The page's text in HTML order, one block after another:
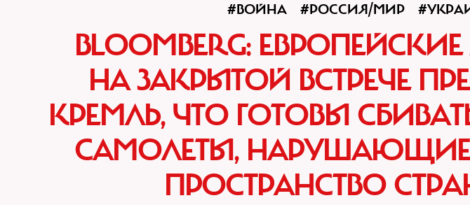
#ВОЙНА #РОССИЯ/МИР
BLOOMBERG:
НА ЗАКРЫТОЙ ВСТРЕЧЕ
КРЕМЛЬ, ЧТО ГОТОВЫ
САМОЛЕТЫ,
ПРОСТРАНСТВО